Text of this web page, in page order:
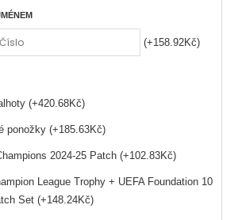
(+158.92Kč)
(+420.68Kč)
ponožky (+185.63Kč)
2024-25 Patch (+102.83Kč)
League Trophy + UEFA Foundation 10
Set (+148.24Kč)